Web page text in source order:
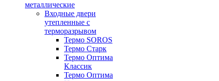
металлические
Входные двери
утепленные с
терморазрывом
Термо SOROS
Термо Старк
Термо Оптима
Классик
Термо Оптима